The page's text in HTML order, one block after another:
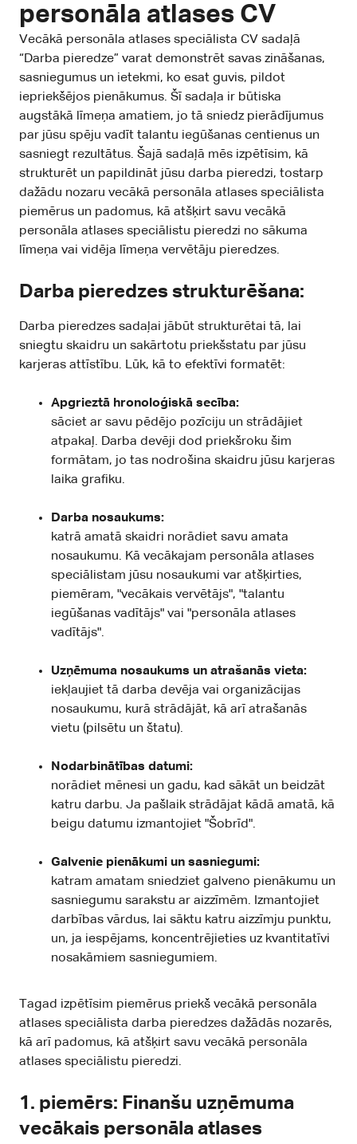
personāla atlases CV
Vecākā personāla atlases speciālista CV sadaļā
“Darba pieredze” varat demonstrēt savas zināšanas,
sasniegumus un ietekmi, ko esat guvis, pildot
iepriekšējos pienākumus. Šī sadaļa ir būtiska
augstākā līmeņa amatiem, jo ​​tā sniedz pierādījumus
par jūsu spēju vadīt talantu iegūšanas centienus un
sasniegt rezultātus. Šajā sadaļā mēs izpētīsim, kā
strukturēt un papildināt jūsu darba pieredzi, tostarp
dažādu nozaru vecākā personāla atlases speciālista
piemērus un padomus, kā atšķirt savu vecākā
personāla atlases speciālistu pieredzi no sākuma
līmeņa vai vidēja līmeņa vervētāju pieredzes.
Darba pieredzes strukturēšana:
Darba pieredzes sadaļai jābūt strukturētai tā, lai
sniegtu skaidru un sakārtotu priekšstatu par jūsu
karjeras attīstību. Lūk, kā to efektīvi formatēt:
Apgrieztā hronoloģiskā secība:
sāciet ar savu pēdējo pozīciju un strādājiet
atpakaļ. Darba devēji dod priekšroku šim
formātam, jo tas nodrošina skaidru jūsu karjeras
laika grafiku.
Darba nosaukums:
katrā amatā skaidri norādiet savu amata
nosaukumu. Kā vecākajam personāla atlases
speciālistam jūsu nosaukumi var atšķirties,
piemēram, "vecākais vervētājs", "talantu
iegūšanas vadītājs" vai "personāla atlases
vadītājs".
Uzņēmuma nosaukums un atrašanās vieta:
iekļaujiet tā darba devēja vai organizācijas
nosaukumu, kurā strādājāt, kā arī atrašanās
vietu (pilsētu un štatu).
Nodarbinātības datumi:
norādiet mēnesi un gadu, kad sākāt un beidzāt
katru darbu. Ja pašlaik strādājat kādā amatā, kā
beigu datumu izmantojiet "Šobrīd".
Galvenie pienākumi un sasniegumi:
katram amatam sniedziet galveno pienākumu un
sasniegumu sarakstu ar aizzīmēm. Izmantojiet
darbības vārdus, lai sāktu katru aizzīmju punktu,
un, ja iespējams, koncentrējieties uz kvantitatīvi
nosakāmiem sasniegumiem.
Tagad izpētīsim piemērus priekš vecākā personāla
atlases speciālista darba pieredzes dažādās nozarēs,
kā arī padomus, kā atšķirt savu vecākā personāla
atlases speciālistu pieredzi.
1. piemērs: Finanšu uzņēmuma
vecākais personāla atlases